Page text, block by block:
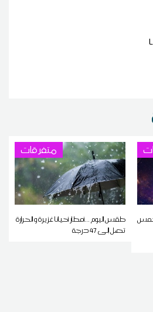
متفرقات
طقس اليوم ...أمطار أحيانا غزيرة و الحرارة
تصل إلى 47 درجة